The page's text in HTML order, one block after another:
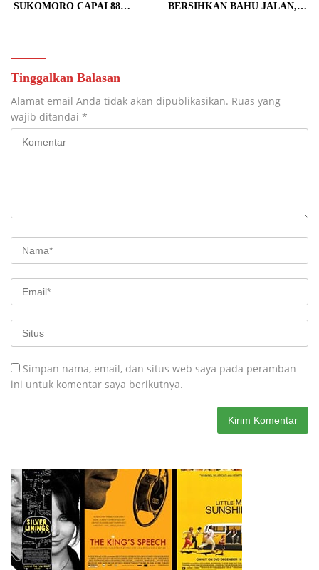
SUKOMORO CAPAI 88
BERSIHKAN BAHU JALAN,
Tinggalkan Balasan
Alamat email Anda tidak akan dipublikasikan. Ruas yang
wajib ditandai *
Simpan nama, email, dan situs web saya pada peramban
ini untuk komentar saya berikutnya.